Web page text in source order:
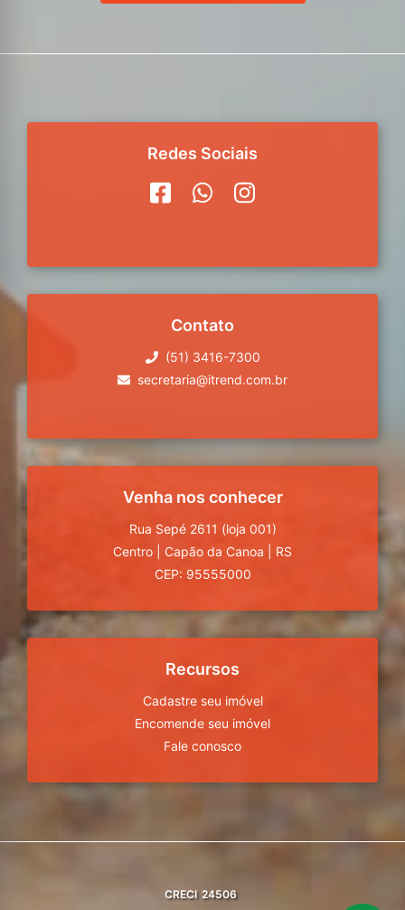
Redes Sociais
Contato
(51) 3416-7300
secretaria@itrend.com.br
Venha nos conhecer
Rua Sepé 2611 (loja 001)
Centro
Capão da Canoa
RS
CEP: 95555000
Recursos
Cadastre seu imóvel
Encomende seu imóvel
Fale conosco
CRECI 24506